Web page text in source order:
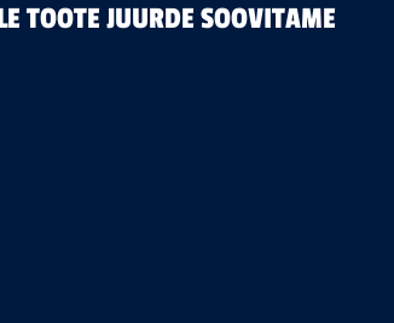
TOOTE JUURDE SOOVITAME